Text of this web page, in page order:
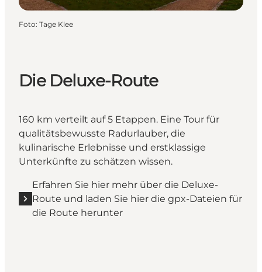
Foto: Tage Klee
Die Deluxe-Route
160 km verteilt auf 5 Etappen. Eine Tour für
qualitätsbewusste Radurlauber, die
kulinarische Erlebnisse und erstklassige
Unterkünfte zu schätzen wissen.
Erfahren Sie hier mehr über die Deluxe-
Route und laden Sie hier die gpx-Dateien für
die Route herunter